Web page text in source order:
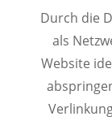
Durch die
als
Website